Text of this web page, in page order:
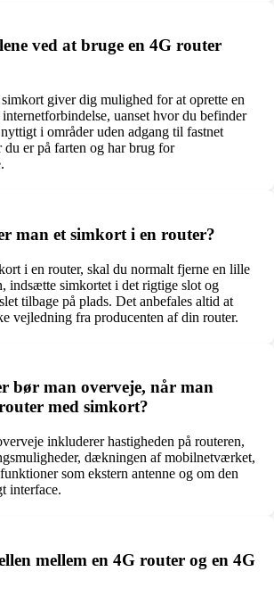
ved at bruge en 4G router
giver dig mulighed for at oprette en
uanset hvor du befinder
i områder uden adgang til fastnet
du er på farten og har brug for
man et simkort i en router?
i en router, skal du normalt fjerne en lille
indsætte simkortet i det rigtige slot og
tilbage på plads. Det anbefales altid at
vejledning fra producenten af din router.
bør man overveje, når man
med simkort?
inkluderer hastigheden på routeren,
dækningen af mobilnetværket,
som ekstern antenne og om den
interface.
mellem en 4G router og en 4G